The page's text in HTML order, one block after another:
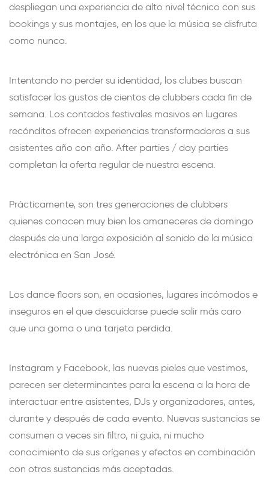
despliegan una experiencia de alto nivel técnico con sus
bookings y sus montajes, en los que la música se disfruta
como nunca.
Intentando no perder su identidad, los clubes buscan
satisfacer los gustos de cientos de clubbers cada fin de
semana. Los contados festivales masivos en lugares
recónditos ofrecen experiencias transformadoras a sus
asistentes año con año. After parties / day parties
completan la oferta regular de nuestra escena.
Prácticamente, son tres generaciones de clubbers
quienes conocen muy bien los amaneceres de domingo
después de una larga exposición al sonido de la música
electrónica en San José.
Los dance floors son, en ocasiones, lugares incómodos e
inseguros en el que descuidarse puede salir más caro
que una goma o una tarjeta perdida.
Instagram y Facebook, las nuevas pieles que vestimos,
parecen ser determinantes para la escena a la hora de
interactuar entre asistentes, DJs y organizadores, antes,
durante y después de cada evento. Nuevas sustancias se
consumen a veces sin filtro, ni guía, ni mucho
conocimiento de sus orígenes y efectos en combinación
con otras sustancias más aceptadas.